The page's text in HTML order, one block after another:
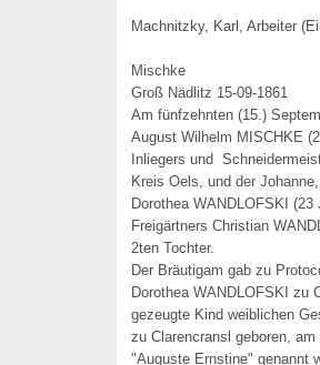
Machnitzky, Karl, Arbeiter
Mischke
Groß Nädlitz 15-09-1861
Am fünfzehnten (15.)
August Wilhelm MISCHKE
Inliegers und
Kreis Oels, und der
Dorothea WANDLOFSKI
Freigärtners Christian
2ten Tochter.
Der Bräutigam gab zu
Dorothea WANDLOFSKI zu
gezeugte Kind weiblichen
zu Clarencransl geboren,
"Auguste Ernstine" genannt